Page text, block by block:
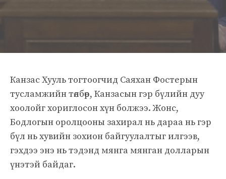
Канзас Хууль тогтоогчид Саяхан Фостерын
тусламжийн төлбөр, Канзасын гэр бүлийн дуу
хоолойг хориглосон хүн болжээ. Жонс,
Бодлогын оролцооны захирал нь дараа нь гэр
бүл нь хувийн зохион байгуулалтыг илгээв,
гэхдээ энэ нь тэдэнд мянга мянган долларын
үнэтэй байдаг.